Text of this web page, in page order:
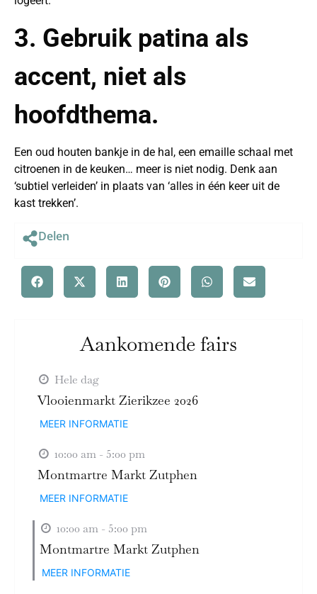
3. Gebruik patina als
accent, niet als
hoofdthema.
Een oud houten bankje in de hal, een emaille schaal met
citroenen in de keuken… meer is niet nodig. Denk aan
‘subtiel verleiden’ in plaats van ‘alles in één keer uit de
kast trekken’.
Delen
Aankomende fairs
Hele dag
Vlooienmarkt Zierikzee 2026
MEER INFORMATIE
10:00 am - 5:00 pm
Montmartre Markt Zutphen
MEER INFORMATIE
10:00 am - 5:00 pm
Montmartre Markt Zutphen
MEER INFORMATIE